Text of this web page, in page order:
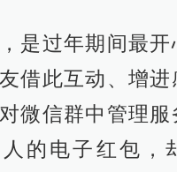
是过年期间最开
借此互动、增进
微信群中管理服
的电子红包，